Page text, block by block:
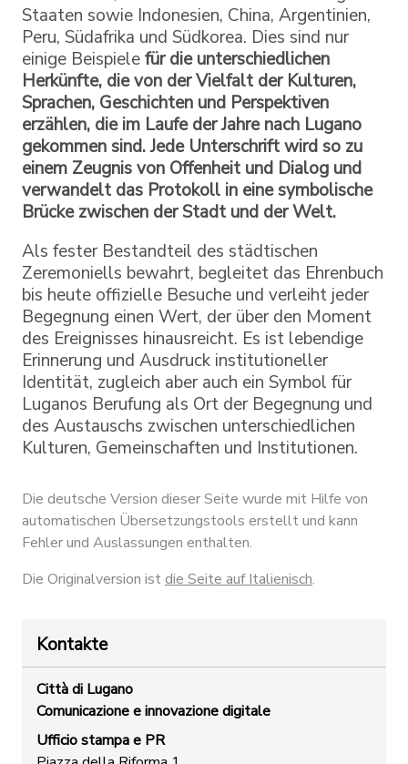
Staaten sowie Indonesien, China, Argentinien,
Peru, Südafrika und Südkorea. Dies sind nur
einige Beispielefür die unterschiedlichen
Herkünfte, die von der Vielfalt der Kulturen,
Sprachen, Geschichten und Perspektiven
erzählen, die im Laufe der Jahre nach Lugano
gekommen sind. Jede Unterschrift wird so zu
einem Zeugnis von Offenheit und Dialog und
verwandelt das Protokoll in eine symbolische
Brücke zwischen der Stadt und der Welt.
Als fester Bestandteil des städtischen
Zeremoniells bewahrt, begleitet das Ehrenbuch
bis heute offizielle Besuche und verleiht jeder
Begegnung einen Wert, der über den Moment
des Ereignisses hinausreicht. Es ist lebendige
Erinnerung und Ausdruck institutioneller
Identität, zugleich aber auch ein Symbol für
Luganos Berufung als Ort der Begegnung und
des Austauschs zwischen unterschiedlichen
Kulturen, Gemeinschaften und Institutionen.
Die deutsche Version dieser Seite wurde mit Hilfe von
automatischen Übersetzungstools erstellt und kann
Fehler und Auslassungen enthalten.
Die Originalversion istdie Seite auf Italienisch.
Kontakte
Città di Lugano
Comunicazione e innovazione digitale
Ufficio stampa e PR